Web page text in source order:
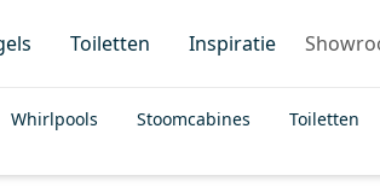
Toiletten Inspiratie
Whirlpools Stoomcabines Toiletten